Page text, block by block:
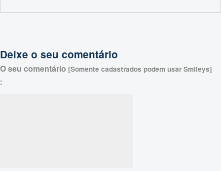
Deixe o seu comentário
O seu comentário [Somente cadastrados podem usar Smileys]
: